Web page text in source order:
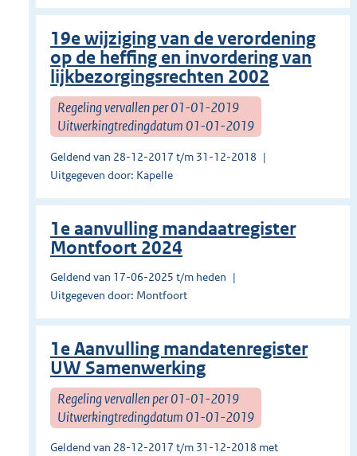
19e wijziging van de verordening
op de heffing en invordering van
lijkbezorgingsrechten 2002
Regeling vervallen per 01-01-2019
Uitwerkingtredingdatum 01-01-2019
Geldend van 28-12-2017 t/m 31-12-2018
Uitgegeven door: Kapelle
1e aanvulling mandaatregister
Montfoort 2024
Geldend van 17-06-2025 t/m heden
Uitgegeven door: Montfoort
1e Aanvulling mandatenregister
UW Samenwerking
Regeling vervallen per 01-01-2019
Uitwerkingtredingdatum 01-01-2019
Geldend van 28-12-2017 t/m 31-12-2018 met